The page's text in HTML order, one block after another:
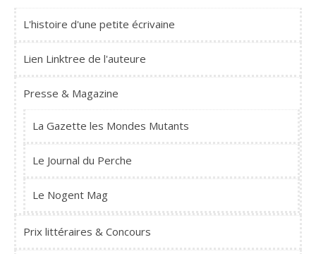
L'histoire d'une petite écrivaine
Lien Linktree de l'auteure
Presse & Magazine
La Gazette les Mondes Mutants
Le Journal du Perche
Le Nogent Mag
Prix littéraires & Concours